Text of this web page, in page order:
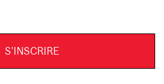
S'INSCRIRE